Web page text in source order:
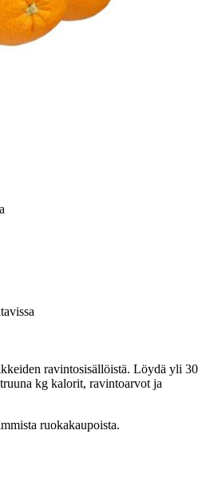
ravintosisällöistä. Löydä yli 30
kg kalorit, ravintoarvot ja
ruokakaupoista.